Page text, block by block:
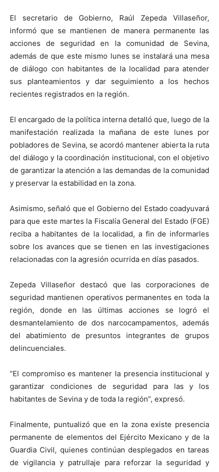
El secretario de Gobierno, Raúl Zepeda Villaseñor,
informó que se mantienen de manera permanente las
acciones de seguridad en la comunidad de Sevina,
además de que este mismo lunes se instalará una mesa
de diálogo con habitantes de la localidad para atender
sus planteamientos y dar seguimiento a los hechos
recientes registrados en la región.
El encargado de la política interna detalló que, luego de la
manifestación realizada la mañana de este lunes por
pobladores de Sevina, se acordó mantener abierta la ruta
del diálogo y la coordinación institucional, con el objetivo
de garantizar la atención a las demandas de la comunidad
y preservar la estabilidad en la zona.
Asimismo, señaló que el Gobierno del Estado coadyuvará
para que este martes la Fiscalía General del Estado (FGE)
reciba a habitantes de la localidad, a fin de informarles
sobre los avances que se tienen en las investigaciones
relacionadas con la agresión ocurrida en días pasados.
Zepeda Villaseñor destacó que las corporaciones de
seguridad mantienen operativos permanentes en toda la
región, donde en las últimas acciones se logró el
desmantelamiento de dos narcocampamentos, además
del abatimiento de presuntos integrantes de grupos
delincuenciales.
“El compromiso es mantener la presencia institucional y
garantizar condiciones de seguridad para las y los
habitantes de Sevina y de toda la región”, expresó.
Finalmente, puntualizó que en la zona existe presencia
permanente de elementos del Ejército Mexicano y de la
Guardia Civil, quienes continúan desplegados en tareas
de vigilancia y patrullaje para reforzar la seguridad y